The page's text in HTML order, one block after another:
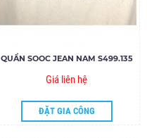
QUẦN SOOC JEAN NAM S499.135
Giá liên hệ
ĐẶT GIA CÔNG